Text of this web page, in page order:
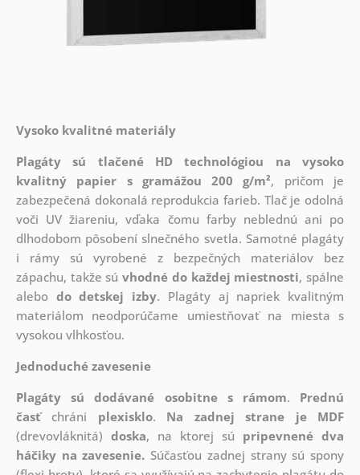
Vysoko kvalitné materiály
Plagáty sú tlačené HD technológiou na vysoko
kvalitný papier s gramážou 200 g/m², pričom je
zabezpečená dokonalá reprodukcia farieb. Tlač je odolná
voči UV žiareniu, vďaka čomu farby neblednú ani po
dlhodobom pôsobení slnečného svetla. Samotné plagáty
i rámy sú vyrobené z bezpečných materiálov bez
zápachu, takže súvhodné do každej miestnosti, spálne
alebo do detskej izby. Plagáty aj napriek kvalitným
materiálom neodporúčame umiestňovať na miesta s
vysokou vlhkosťou.
Jednoduché zavesenie
Plagáty sú dodávané osobitne s rámom. Prednú
časťchráni plexisklo. Na zadnej strane je
MDF
(drevovláknitá) doska, na ktorej sú pripevnené dva
háčiky na zavesenie.Súčasťou zadnej strany sú spony